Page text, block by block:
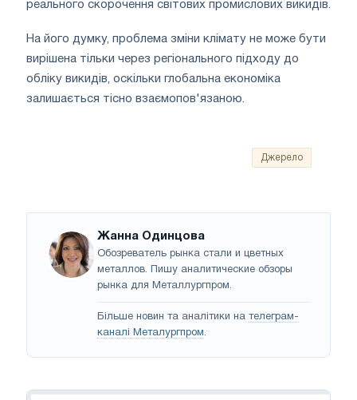
реального скорочення світових промислових викидів.
На його думку, проблема зміни клімату не може бути
вирішена тільки через регіонального підходу до
обліку викидів, оскільки глобальна економіка
залишається тісно взаємопов'язаною.
Джерело
Жанна Одинцова
Обозреватель рынка стали и цветных
металлов. Пишу аналитические обзоры
рынка для Металлургпром.
Більше новин та аналітики на телеграм-
каналі Металургпром.